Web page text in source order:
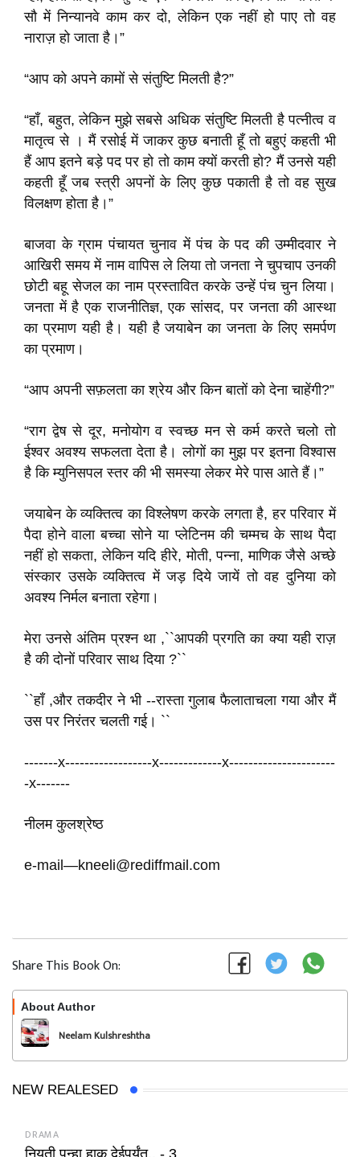
सौ में निन्यानवे काम कर दो, लेकिन एक नहीं हो पाए तो वह
नाराज़ हो जाता है।”
“आप को अपने कामों से संतुष्टि मिलती है?”
“हाँ, बहुत, लेकिन मुझे सबसे अधिक संतुष्टि मिलती है पत्नीत्व व
मातृत्व से । मैं रसोई में जाकर कुछ बनाती हूँ तो बहुएं कहती भी
हैं आप इतने बड़े पद पर हो तो काम क्यों करती हो? मैं उनसे यही
कहती हूँ जब स्त्री अपनों के लिए कुछ पकाती है तो वह सुख
विलक्षण होता है।”
बाजवा के ग्राम पंचायत चुनाव में पंच के पद की उम्मीदवार ने
आखिरी समय में नाम वापिस ले लिया तो जनता ने चुपचाप उनकी
छोटी बहू सेजल का नाम प्रस्तावित करके उन्हें पंच चुन लिया।
जनता में है एक राजनीतिज्ञ, एक सांसद, पर जनता की आस्था
का प्रमाण यही है। यही है जयाबेन का जनता के लिए समर्पण
का प्रमाण।
“आप अपनी सफ़लता का श्रेय और किन बातों को देना चाहेंगी?”
“राग द्वेष से दूर, मनोयोग व स्वच्छ मन से कर्म करते चलो तो
ईश्वर अवश्य सफलता देता है। लोगों का मुझ पर इतना विश्वास
है कि म्युनिसपल स्तर की भी समस्या लेकर मेरे पास आते हैं।”
जयाबेन के व्यक्तित्व का विश्लेषण करके लगता है, हर परिवार में
पैदा होने वाला बच्चा सोने या प्लेटिनम की चम्मच के साथ पैदा
नहीं हो सकता, लेकिन यदि हीरे, मोती, पन्ना, माणिक जैसे अच्छे
संस्कार उसके व्यक्तित्व में जड़ दिये जायें तो वह दुनिया को
अवश्य निर्मल बनाता रहेगा।
मेरा उनसे अंतिम प्रश्न था ,``आपकी प्रगति का क्या यही राज़
है की दोनों परिवार साथ दिया ?``
``हाँ ,और तकदीर ने भी --रास्ता गुलाब फैलाताचला गया और मैं
उस पर निरंतर चलती गई। ``
-------x------------------x-------------x----------------------
-x-------
नीलम कुलश्रेष्ठ
e-mail—kneeli@rediffmail.com
Share This Book On:
About Author
Neelam Kulshreshtha
NEW REALESED
DRAMA
नियती पुन्हा हाक देईपर्यंत.. - 3